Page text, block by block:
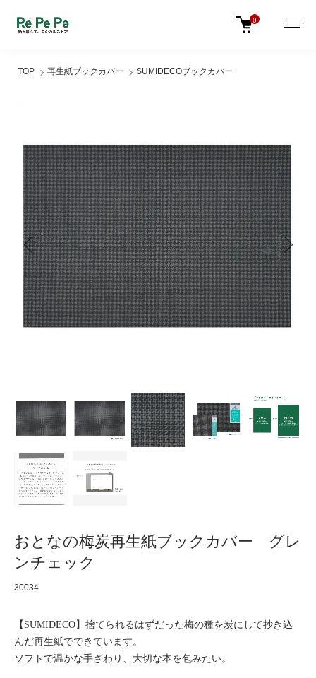
0
TOP 再生紙ブックカバー SUMIDECOブックカバー
おとなの梅炭再生紙ブックカバー グレ
ンチェック
30034
【SUMIDECO】捨てられるはずだった梅の種を炭にして抄き込
んだ再生紙でできています。
ソフトで温かな手ざわり、大切な本を包みたい。